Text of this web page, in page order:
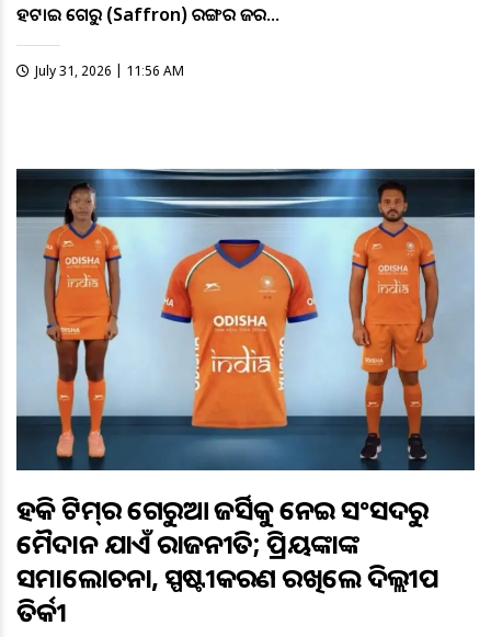
ହଟାଇ ଗେରୁଆ (Saffron) ରଙ୍ଗର ଜର…
July 31, 2026 | 11:56 AM
ହକି ଟିମ୍‌ର ଗେରୁଆ ଜର୍ସିକୁ ନେଇ ସଂସଦରୁ
ମୈଦାନ ଯାଏଁ ରାଜନୀତି; ପ୍ରିୟଙ୍କାଙ୍କ
ସମାଲୋଚନା, ସ୍ପଷ୍ଟୀକରଣ ରଖିଲେ ଦିଲ୍ଲୀପ
ତିର୍କୀ